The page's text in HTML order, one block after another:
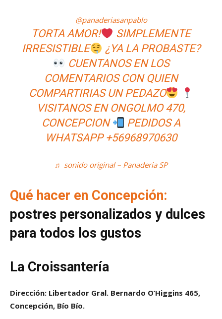
@panaderiasanpablo
TORTA AMOR!
SIMPLEMENTE
IRRESISTIBLE
¿YA LA PROBASTE?
CUENTANOS EN LOS
COMENTARIOS CON QUIEN
COMPARTIRIAS UN PEDAZO
VISITANOS EN ONGOLMO 470,
CONCEPCION
PEDIDOS A
WHATSAPP +56968970630
♬ sonido original – Panaderia SP
Qué hacer en Concepción:
postres personalizados y dulces
para todos los gustos
La Croissantería
Dirección: Libertador Gral. Bernardo O’Higgins 465,
Concepción, Bío Bío.